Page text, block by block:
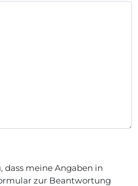
dass meine Angaben in
zur Beantwortung